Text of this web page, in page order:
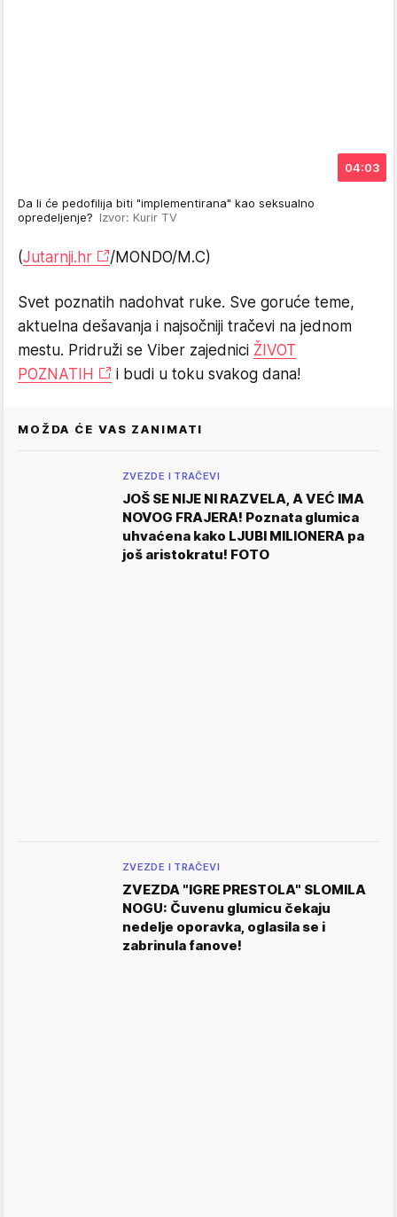
04:03
Da li će pedofilija biti "implementirana" kao seksualno
opredeljenje? Izvor: Kurir TV
(Jutarnji.hr /MONDO/M.C)
Svet poznatih nadohvat ruke. Sve goruće teme,
aktuelna dešavanja i najsočniji tračevi na jednom
mestu. Pridruži se Viber zajednici ŽIVOT
POZNATIH
i budi u toku svakog dana!
MOŽDA ĆE VAS ZANIMATI
ZVEZDE I TRAČEVI
JOŠ SE NIJE NI RAZVELA, A VEĆ IMA
NOVOG FRAJERA! Poznata glumica
uhvaćena kako LJUBI MILIONERA pa
još aristokratu! FOTO
ZVEZDE I TRAČEVI
ZVEZDA "IGRE PRESTOLA" SLOMILA
NOGU: Čuvenu glumicu čekaju
nedelje oporavka, oglasila se i
zabrinula fanove!